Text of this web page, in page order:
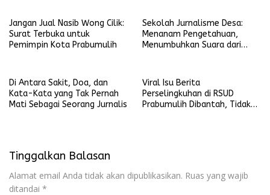
Jangan Jual Nasib Wong Cilik:
Surat Terbuka untuk
Pemimpin Kota Prabumulih
Sekolah Jurnalisme Desa:
Menanam Pengetahuan,
Menumbuhkan Suara dari
Di Antara Sakit, Doa, dan
Kata-Kata yang Tak Pernah
Mati Sebagai Seorang Jurnalis
Viral Isu Berita
Perselingkuhan di RSUD
Prabumulih Dibantah, Tidak
Tinggalkan Balasan
Alamat email Anda tidak akan dipublikasikan. Ruas yang wajib
ditandai *